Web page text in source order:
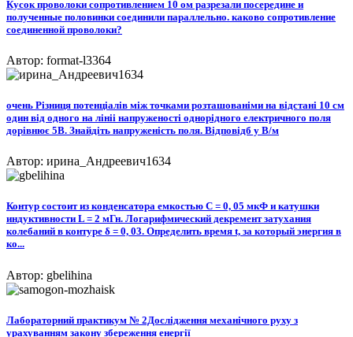
Кусок проволоки сопротивлением 10 ом разрезали посередине и
полученные половинки соединили параллельно. каково сопротивление
соединенной проволоки?
Автор: format-l3364
очень Різниця потенціалів між точками розташованіми на відстані 10 см
один від одного на лініі напруженості однорідного електричного поля
дорівнює 5В. Знайдіть напруженість поля. Відповідб у В/м
Автор: ирина_Андреевич1634
Контур состоит из конденсатора емкостью С = 0, 05 мкФ и катушки
индуктивности L = 2 мГн. Логарифмический декремент затухания
колебаний в контуре δ = 0, 03. Определить время t, за который энергия в
ко...
Автор: gbelihina
Лабораторний практикум № 2Дослідження механічного руху з
урахуванням закону збереження енергії